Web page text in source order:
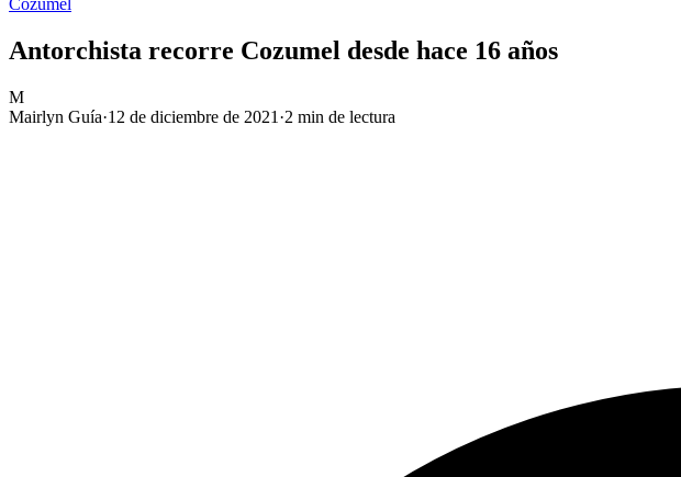
Cozumel
Antorchista recorre Cozumel desde hace 16 años
M
Mairlyn Guía·12 de diciembre de 2021 ·2 min de lectura